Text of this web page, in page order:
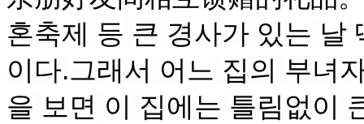
혼축제 등 큰 경사가 있는 날
이다.그래서 어느 집의 부녀
을 보면 이 집에는 틀림없이